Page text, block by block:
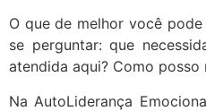
O que de melhor você
se perguntar: que
atendida aqui? Como posso
Na AutoLiderança